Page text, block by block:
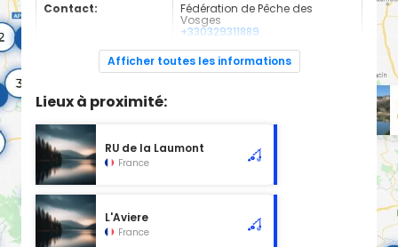
Contact:
Fédération de Pêche des
Vosges
+330329311889
Espèces de
Carnassier, carpe, poisson
blanc
Afficher toutes les informations
Lieux à proximité:
RU de la Laumont
France
L'Aviere
France